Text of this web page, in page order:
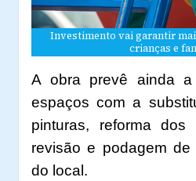
Investimento vai garantir
crianças e
A obra prevê ainda a
espaços com a
pinturas, reforma
revisão e podagem
do local.